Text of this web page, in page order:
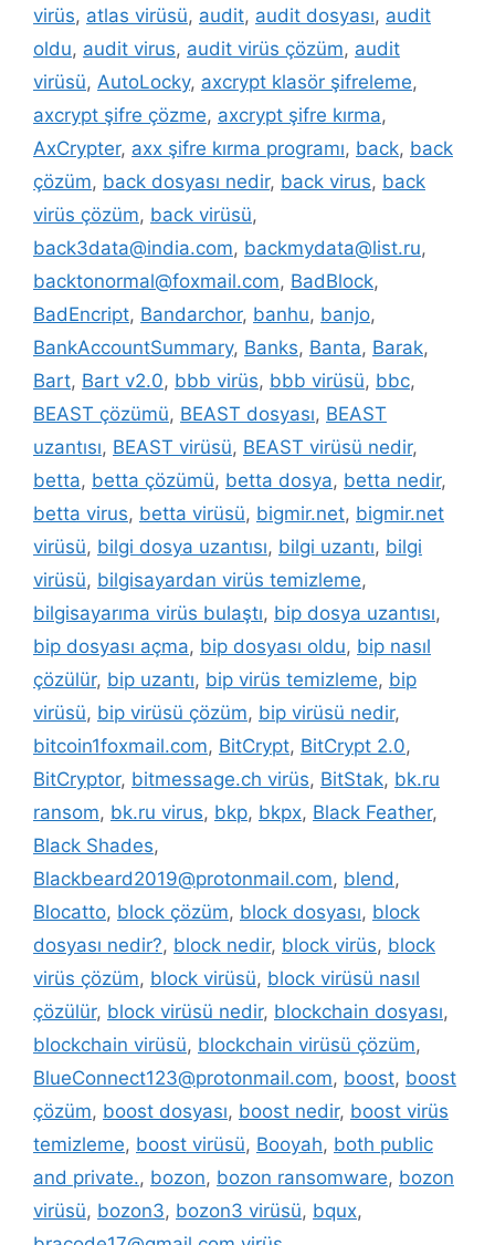
virüs, atlas virüsü, audit, audit dosyası, audit
oldu, audit virus, audit virüs çözüm, audit
virüsü, AutoLocky, axcrypt klasör şifreleme,
axcrypt şifre çözme, axcrypt şifre kırma,
AxCrypter, axx şifre kırma programı, back, back
çözüm, back dosyası nedir, back virus, back
virüs çözüm, back virüsü,
back3data@india.com, backmydata@list.ru,
backtonormal@foxmail.com, BadBlock,
BadEncript, Bandarchor, banhu, banjo,
BankAccountSummary, Banks, Banta, Barak,
Bart, Bart v2.0, bbb virüs, bbb virüsü, bbc,
BEAST çözümü, BEAST dosyası, BEAST
uzantısı, BEAST virüsü, BEAST virüsü nedir,
betta, betta çözümü, betta dosya, betta nedir,
betta virus, betta virüsü, bigmir.net, bigmir.net
virüsü, bilgi dosya uzantısı, bilgi uzantı, bilgi
virüsü, bilgisayardan virüs temizleme,
bilgisayarıma virüs bulaştı, bip dosya uzantısı,
bip dosyası açma, bip dosyası oldu, bip nasıl
çözülür, bip uzantı, bip virüs temizleme, bip
virüsü, bip virüsü çözüm, bip virüsü nedir,
bitcoin1foxmail.com, BitCrypt, BitCrypt 2.0,
BitCryptor, bitmessage.ch virüs, BitStak, bk.ru
ransom, bk.ru virus, bkp, bkpx, Black Feather,
Black Shades,
Blackbeard2019@protonmail.com, blend,
Blocatto, block çözüm, block dosyası, block
dosyası nedir?, block nedir, block virüs, block
virüs çözüm, block virüsü, block virüsü nasıl
çözülür, block virüsü nedir, blockchain dosyası,
blockchain virüsü, blockchain virüsü çözüm,
BlueConnect123@protonmail.com, boost, boost
çözüm, boost dosyası, boost nedir, boost virüs
temizleme, boost virüsü, Booyah, both public
and private., bozon, bozon ransomware, bozon
virüsü, bozon3, bozon3 virüsü, bqux,